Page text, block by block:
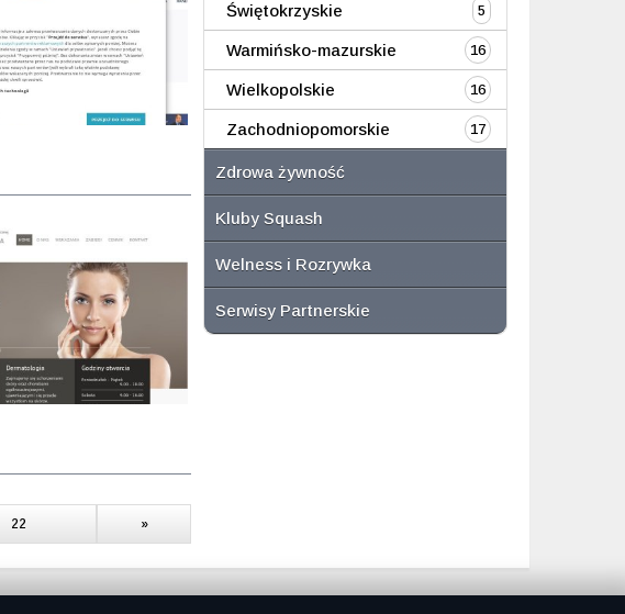
22 »
Świętokrzyskie 5
Warmińsko-mazurskie 16
Wielkopolskie 16
Zachodniopomorskie 17
Zdrowa żywność
Kluby Squash
Welness i Rozrywka
Serwisy Partnerskie